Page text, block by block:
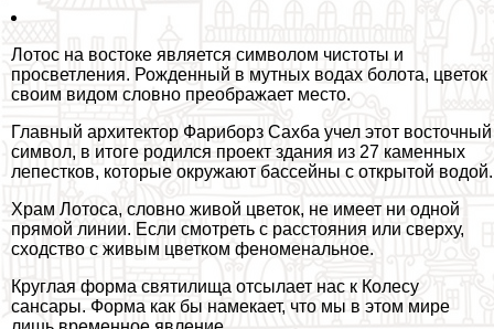
Лотос на востоке является символом чистоты и
просветления. Рожденный в мутных водах болота, цветок
своим видом словно преображает место.
Главный архитектор Фариборз Сахба учел этот восточный
символ, в итоге родился проект здания из 27 каменных
лепестков, которые окружают бассейны с открытой водой.
Храм Лотоса, словно живой цветок, не имеет ни одной
прямой линии. Если смотреть с расстояния или сверху,
сходство с живым цветком феноменальное.
Круглая форма святилища отсылает нас к Колесу
сансары. Форма как бы намекает, что мы в этом мире